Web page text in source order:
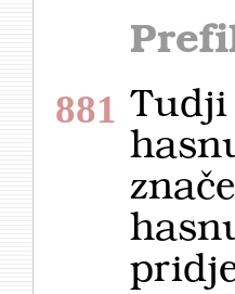
881 Tudji